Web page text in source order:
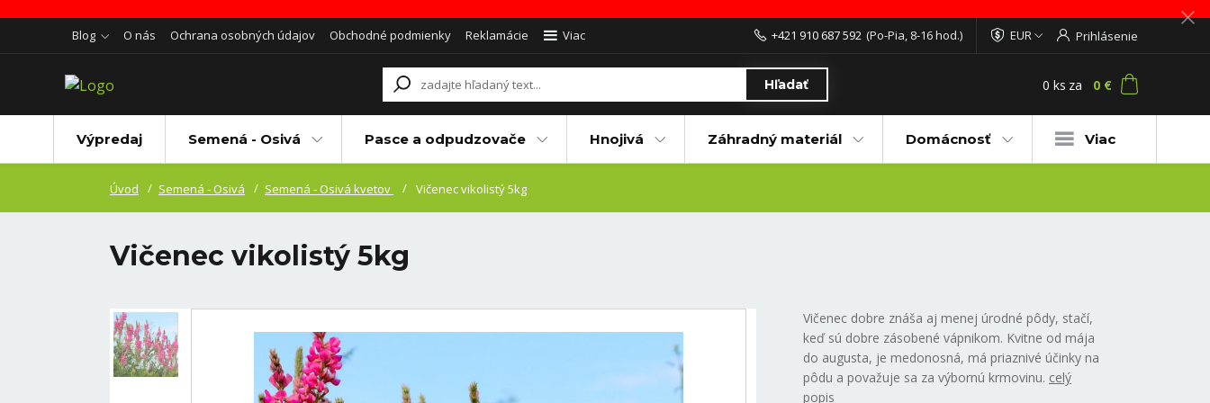
Blog O nás Ochrana osobných údajov Obchodné podmienky Reklamácie Viac EUR Prihlásenie
Hľadať
+421 910 687 592 (Po-Pia, 8-16 hod.)
0 ks za 0 €
Výpredaj Semená - Osivá Pasce a odpudzovače Hnojivá Záhradný materiál Domácnosť Viac
Úvod Semená - Osivá Semená - Osivá kvetov Vičenec vikolistý 5kg
Vičenec vikolistý 5kg
Vičenec dobre znáša aj menej úrodné pôdy, stačí,
keď sú dobre zásobené vápnikom. Kvitne od mája
do augusta, je medonosná, má priaznivé účinky na
pôdu a považuje sa za výbornú krmovinu. celý
popis